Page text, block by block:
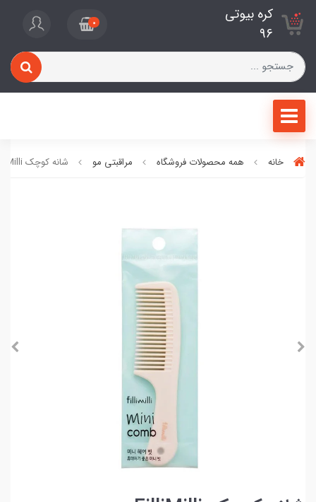
کره بیوتی
96
0
خانه همه محصولات فروشگاه مراقبتی مو شانه کوچک FilliMilli